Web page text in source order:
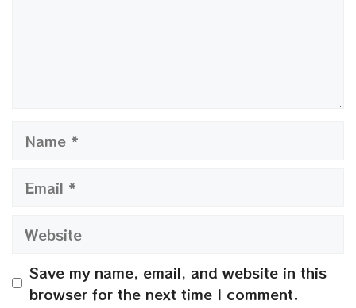
Name
Email
Website
Save my name, email, and website in this
browser for the next time I comment.